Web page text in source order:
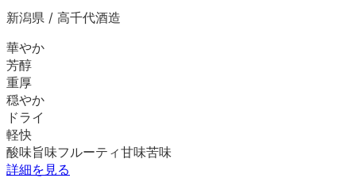
新潟県 / 高千代酒造
華やか
芳醇
重厚
穏やか
ドライ
軽快
酸味旨味フルーティ甘味苦味
詳細を見る